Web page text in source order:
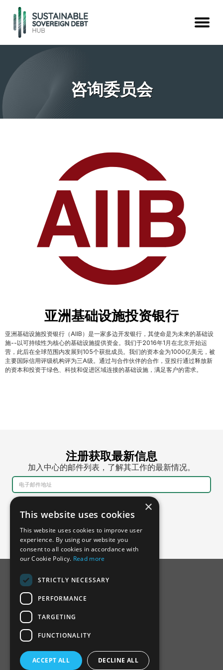
咨询委员会
亚洲基础设施投资银行
亚洲基础设施投资银行（AIIB）是一家多边开发银行，其使命是为未来的基础设
施--以可持续性为核心的基础设施提供资金。我们于2016年1月在北京开始运
营，此后在全球范围内发展到105个获批成员。我们的资本金为1000亿美元，被
主要国际信用评级机构评为三A级。通过与合作伙伴的合作，亚投行通过释放新
的资本和投资于绿色、科技和促进区域连接的基础设施，满足客户的需求。
注册获取最新信息
加入中心的邮件列表，了解其工作的最新情况。
关于SSDH
×
This website uses cookies
This website uses cookies to improve user
experience. By using our website you
consent to all cookies in accordance with
our Cookie Policy. Read more
STRICTLY NECESSARY
PERFORMANCE
TARGETING
FUNCTIONALITY
ACCEPT ALL DECLINE ALL